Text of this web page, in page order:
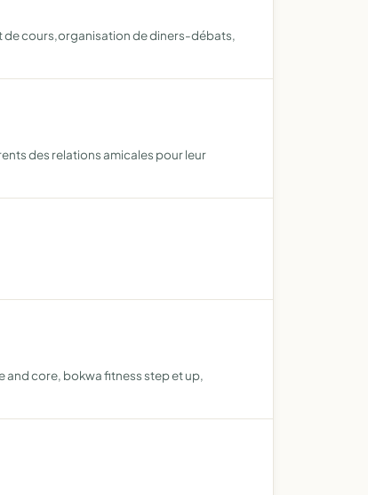
cours,organisation de diners-débats,
des relations amicales pour leur
and core, bokwa fitness step et up,